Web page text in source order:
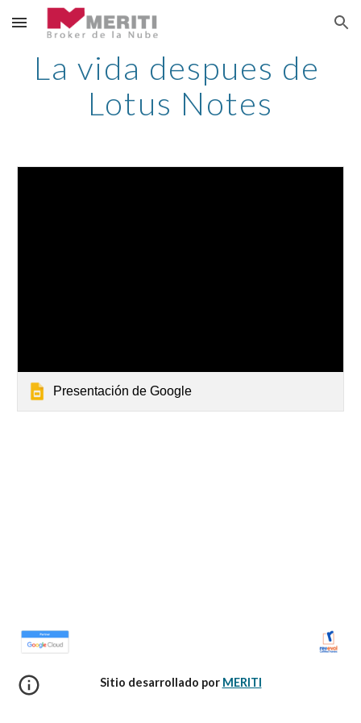
Skip to main content Skip to navigation
La vida despues de
Lotus Notes
Presentación de Google
Sitio desarrollado por MERITI